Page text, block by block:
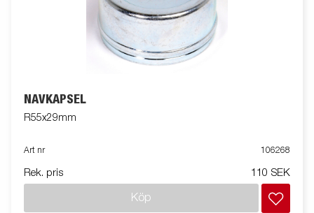
NAVKAPSEL
R55x29mm
Art nr 106268
Rek. pris 110 SEK
Köp